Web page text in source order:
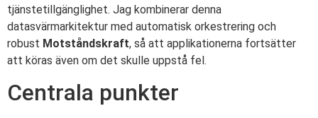
tjänstetillgänglighet. Jag kombinerar denna
datasvärmarkitektur med automatisk orkestrering och
robust Motståndskraft, så att applikationerna fortsätter
att köras även om det skulle uppstå fel.
Centrala punkter